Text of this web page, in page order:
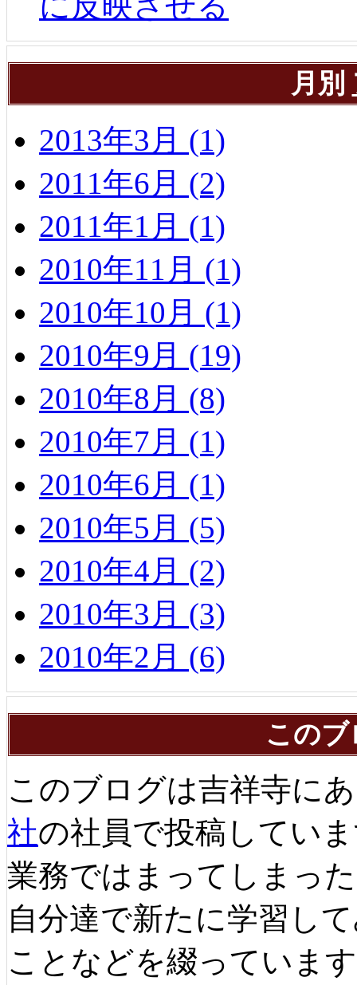
月別
2013年3月 (1)
2011年6月 (2)
2011年1月 (1)
2010年11月 (1)
2010年10月 (1)
2010年9月 (19)
2010年8月 (8)
2010年7月 (1)
2010年6月 (1)
2010年5月 (5)
2010年4月 (2)
2010年3月 (3)
2010年2月 (6)
この
このブログは吉祥寺に
社の社員で投稿してい
業務ではまってしまっ
自分達で新たに学習し
ことなどを綴っていま